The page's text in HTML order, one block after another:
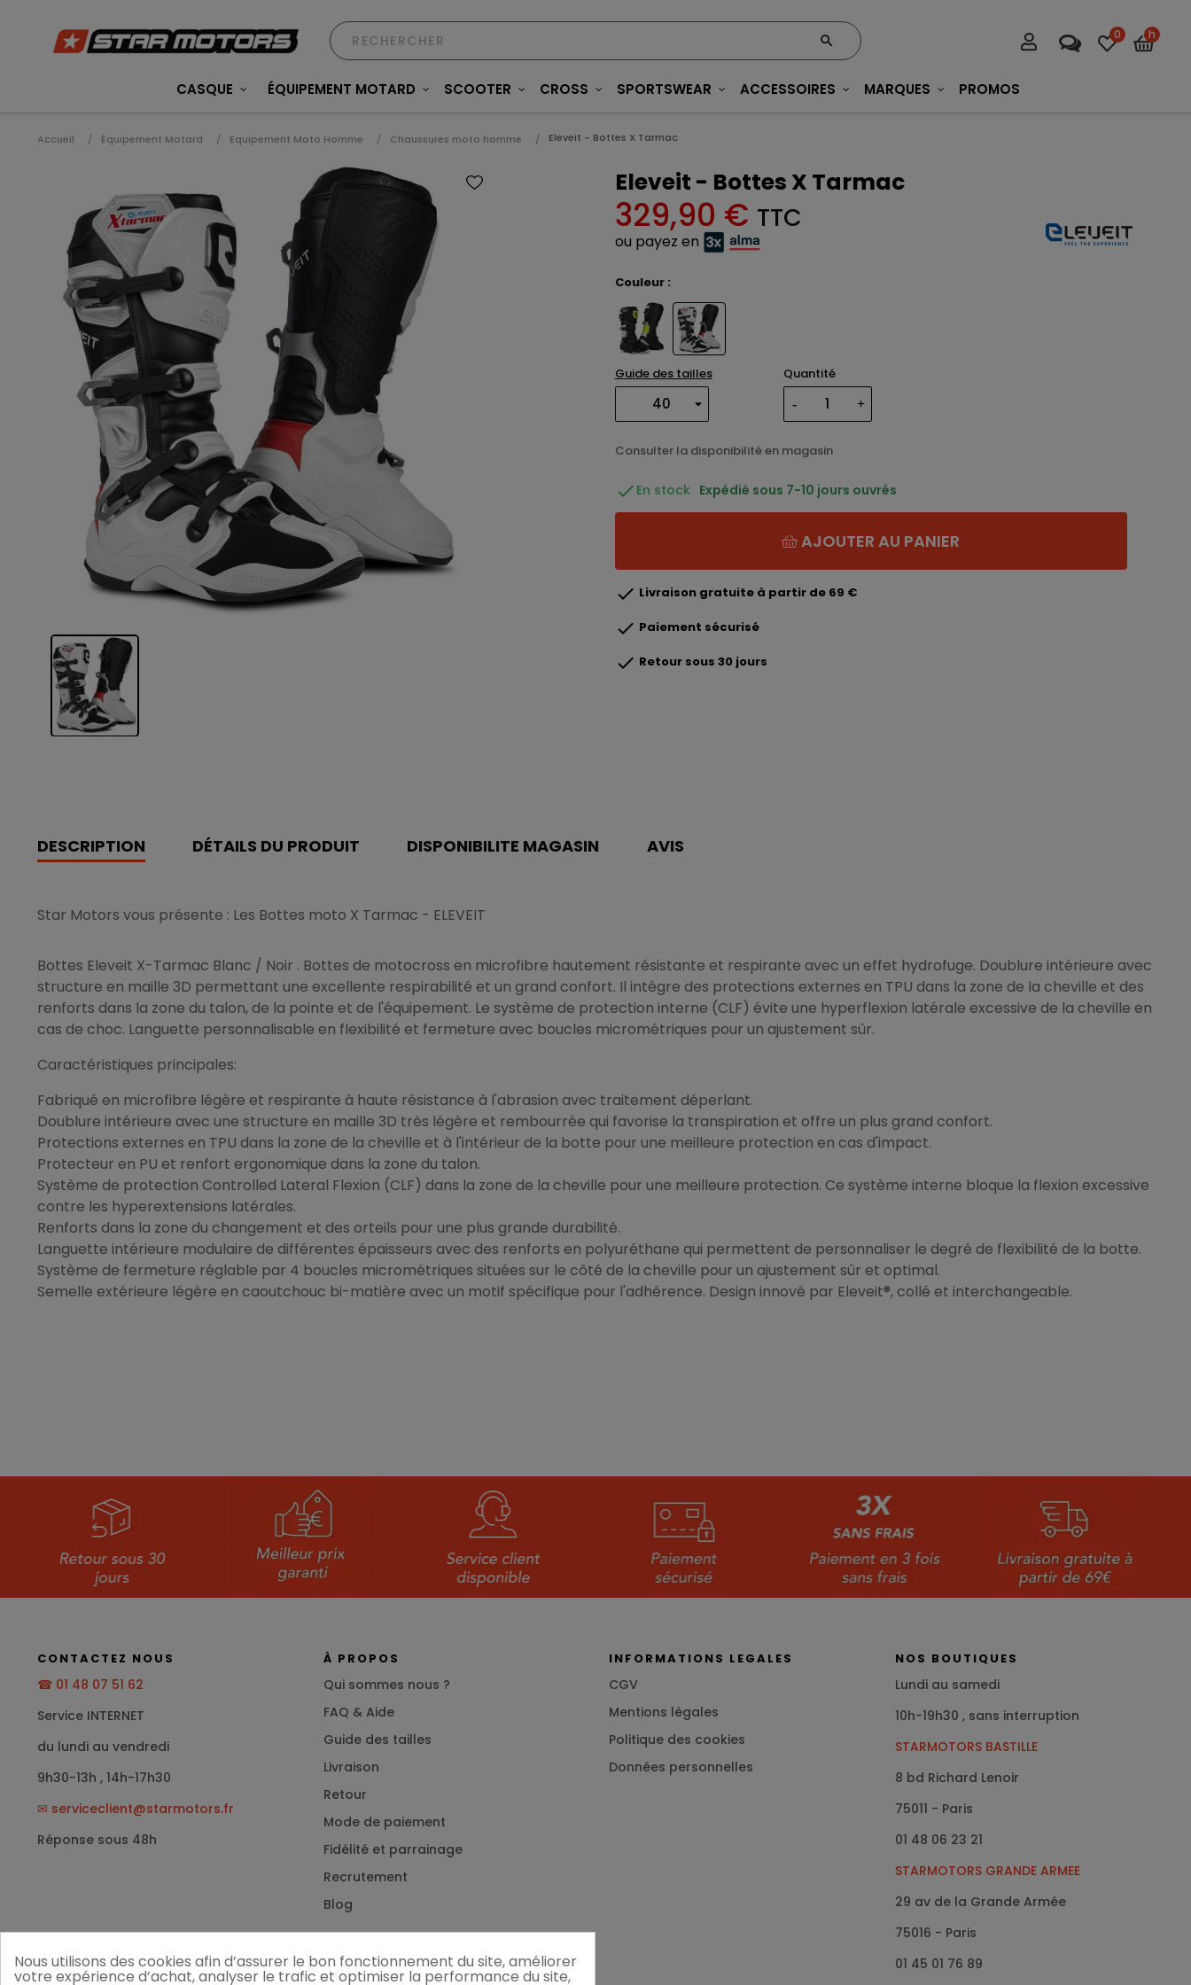
0 h
CASQUE ÉQUIPEMENT MOTARD SCOOTER CROSS SPORTSWEAR ACCESSOIRES MARQUES PROMOS
Accueil Équipement Motard Equipement Moto Homme Chaussures moto homme Eleveit - Bottes X Tarmac
Eleveit - Bottes X Tarmac
329,90 € TTC
ou payez en
Couleur :
Guide des tailles Quantité
Consulter la disponibilité en magasin
 En stock Expédié sous 7-10 jours ouvrés
AJOUTER AU PANIER
 Livraison gratuite à partir de 69 €
 Paiement sécurisé
 Retour sous 30 jours
DESCRIPTION DÉTAILS DU PRODUIT DISPONIBILITE MAGASIN AVIS
Star Motors vous présente : Les Bottes moto X Tarmac - ELEVEIT
Bottes Eleveit X-Tarmac Blanc / Noir . Bottes de motocross en microfibre hautement résistante et respirante avec un effet hydrofuge. Doublure intérieure avec
structure en maille 3D permettant une excellente respirabilité et un grand confort. Il intègre des protections externes en TPU dans la zone de la cheville et des
renforts dans la zone du talon, de la pointe et de l'équipement. Le système de protection interne (CLF) évite une hyperflexion latérale excessive de la cheville en
cas de choc. Languette personnalisable en flexibilité et fermeture avec boucles micrométriques pour un ajustement sûr.
Caractéristiques principales:
Fabriqué en microfibre légère et respirante à haute résistance à l'abrasion avec traitement déperlant.
Doublure intérieure avec une structure en maille 3D très légère et rembourrée qui favorise la transpiration et offre un plus grand confort.
Protections externes en TPU dans la zone de la cheville et à l'intérieur de la botte pour une meilleure protection en cas d'impact.
Protecteur en PU et renfort ergonomique dans la zone du talon.
Système de protection Controlled Lateral Flexion (CLF) dans la zone de la cheville pour une meilleure protection. Ce système interne bloque la flexion excessive
contre les hyperextensions latérales.
Renforts dans la zone du changement et des orteils pour une plus grande durabilité.
Languette intérieure modulaire de différentes épaisseurs avec des renforts en polyuréthane qui permettent de personnaliser le degré de flexibilité de la botte.
Système de fermeture réglable par 4 boucles micrométriques situées sur le côté de la cheville pour un ajustement sûr et optimal.
Semelle extérieure légère en caoutchouc bi-matière avec un motif spécifique pour l'adhérence. Design innové par Eleveit®, collé et interchangeable.
CONTACTEZ NOUS
☎ 01 48 07 51 62
Service INTERNET
du lundi au vendredi
9h30-13h , 14h-17h30
✉ serviceclient@starmotors.fr
Réponse sous 48h
À PROPOS
Qui sommes nous ?
FAQ & Aide
Guide des tailles
Livraison
Retour
Mode de paiement
Fidélité et parrainage
Recrutement
Blog
INFORMATIONS LEGALES
CGV
Mentions légales
Politique des cookies
Données personnelles
NOS BOUTIQUES
Lundi au samedi
10h-19h30 , sans interruption
STARMOTORS BASTILLE
8 bd Richard Lenoir
75011 - Paris
01 48 06 23 21
STARMOTORS GRANDE ARMEE
29 av de la Grande Armée
75016 - Paris
01 45 01 76 89
Nous utilisons des cookies afin d’assurer le bon fonctionnement du site, améliorer
votre expérience d’achat, analyser le trafic et optimiser la performance du site,